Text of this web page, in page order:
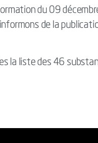
du 09
de la
la liste des 46